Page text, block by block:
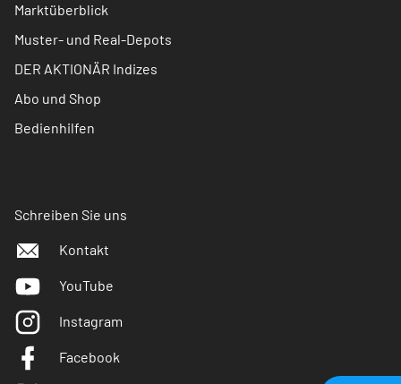
Marktüberblick
Muster- und Real-Depots
DER AKTIONÄR Indizes
Abo und Shop
Bedienhilfen
Schreiben Sie uns
Kontakt
YouTube
Instagram
Facebook